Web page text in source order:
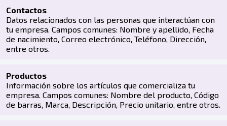
Contactos
Datos relacionados con las personas que interactúan con
tu empresa. Campos comunes: Nombre y apellido, Fecha
de nacimiento, Correo electrónico, Teléfono, Dirección,
entre otros.
Productos
Información sobre los artículos que comercializa tu
empresa. Campos comunes: Nombre del producto, Código
de barras, Marca, Descripción, Precio unitario, entre otros.